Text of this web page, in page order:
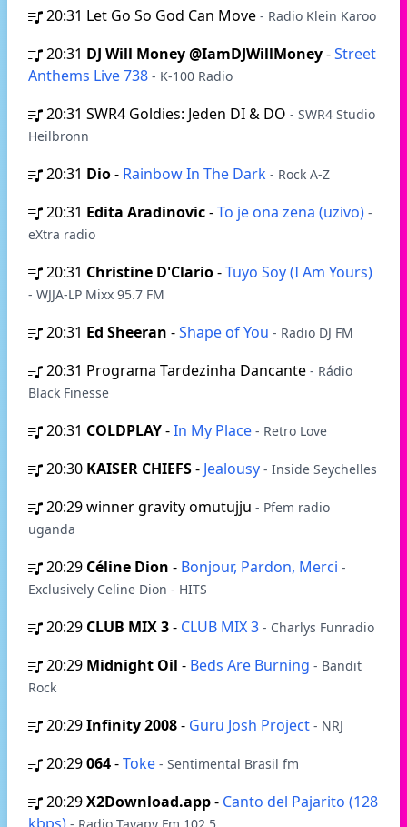
20:31 Let Go So God Can Move - Radio Klein Karoo
20:31 DJ Will Money @IamDJWillMoney-Street
Anthems Live 738 - K-100 Radio
20:31 SWR4 Goldies: Jeden DI & DO - SWR4 Studio
Heilbronn
20:31 Dio- Rainbow In The Dark - Rock A-Z
20:31 Edita Aradinovic-To je ona zena (uzivo) -
eXtra radio
20:31 Christine D'Clario-Tuyo Soy (I Am Yours)
- WJJA-LP Mixx 95.7 FM
20:31 Ed Sheeran -Shape of You - Radio DJ FM
20:31 Programa Tardezinha Dancante - Rádio
Black Finesse
20:31 COLDPLAY-In My Place - Retro Love
20:30 KAISER CHIEFS- Jealousy - Inside Seychelles
20:29winner gravity omutujju - Pfem radio
uganda
20:29 Céline Dion - Bonjour, Pardon, Merci -
Exclusively Celine Dion - HITS
20:29 CLUB MIX 3- CLUB MIX 3 - Charlys Funradio
20:29 Midnight Oil - Beds Are Burning - Bandit
Rock
20:29Infinity 2008- Guru Josh Project - NRJ
20:29064-Toke - Sentimental Brasil fm
20:29X2Download.app- Canto del Pajarito (128